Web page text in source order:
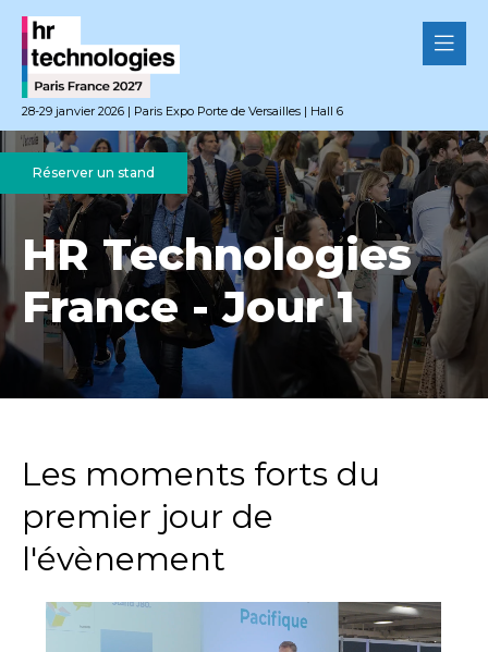
28-29 janvier 2026 | Paris Expo Porte de Versailles | Hall 6
Réserver un stand
HR Technologies
France - Jour 1
Les moments forts du
premier jour de
l'évènement